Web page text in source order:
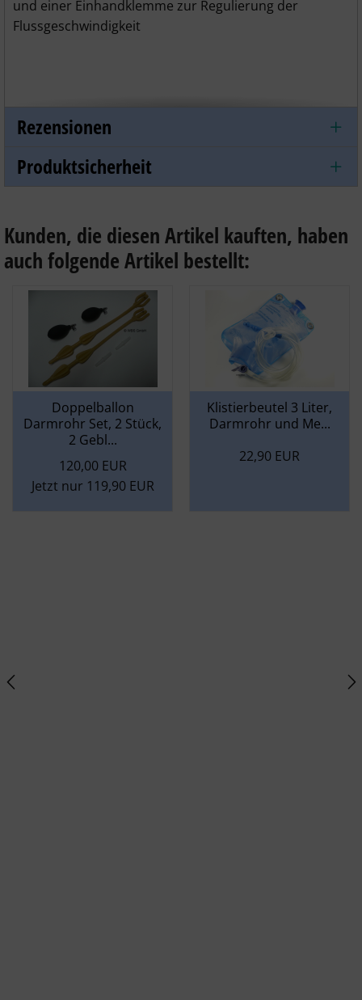
und einer Einhandklemme zur Regulierung der
Flussgeschwindigkeit
Rezensionen
Produktsicherheit
Kunden, die diesen Artikel kauften, haben
auch folgende Artikel bestellt:
Doppelballon
Darmrohr Set, 2 Stück,
2 Gebl...
120,00 EUR
Jetzt nur 119,90 EUR
Klistierbeutel 3 Liter,
Darmrohr undMe...
22,90 EUR